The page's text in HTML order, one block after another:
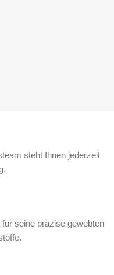
steht Ihnen jederzeit
seine präzise gewebten